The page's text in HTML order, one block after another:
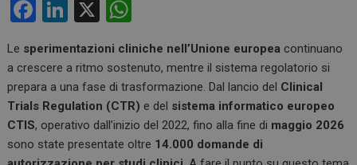
F
ce
b
o
o
Li
ke
dI
n
X
at
s
A
p
Le sperimentazioni cliniche nell’Unione europea continuano
a crescere a ritmo sostenuto, mentre il sistema regolatorio si
prepara a una fase di trasformazione. Dal lancio del Clinical
Trials Regulation (CTR)e del sistema informatico europeo
CTIS, operativo dall’inizio del 2022, fino alla fine di maggio 2026
sono state presentate oltre 14.000 domande di